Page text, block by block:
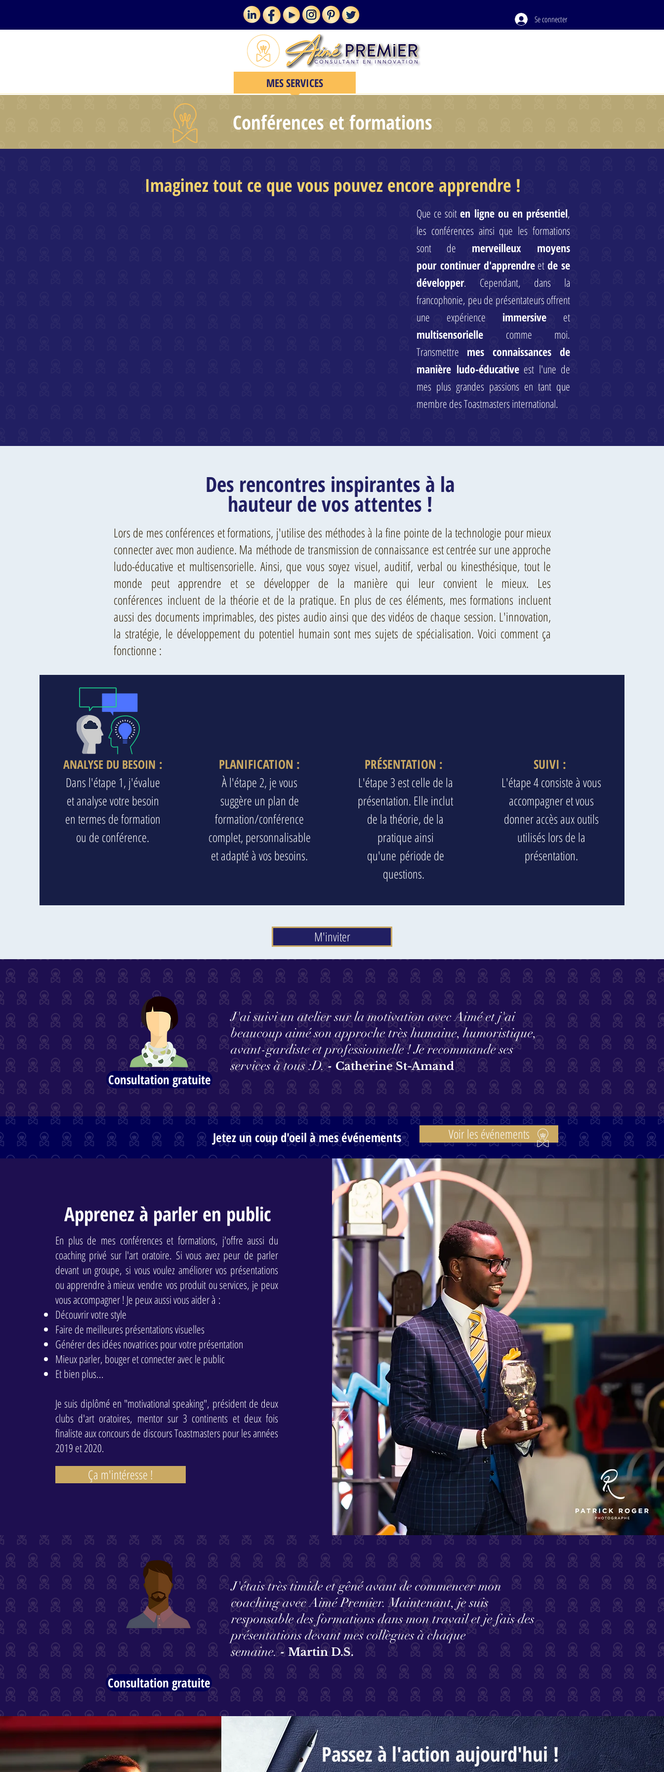
Se connecter
MES SERVICES
Conférences et formations
Imaginez tout ce que vous pouvez encore apprendre !
Que ce soiten ligne ou en présentiel,
les conférences ainsi que les formations
sont de merveilleux moyens
pour continuer d'apprendreetde se
développer. Cependant, dans la
francophonie, peu de présentateurs offrent
une expérience immersive et
multisensorielle comme moi.
Transmettre mes connaissances de
manière ludo-éducativeest l'une de
mes plus grandes passions en tant que
membre des Toastmasters international.
Des rencontres inspirantes à la
hauteur de vos attentes !
Lors de mes conférences et formations, j'utilise des méthodes à la fine pointe de la technologie pour mieux
connecter avec mon audience. Ma méthode de transmission de connaissance est centrée sur une approche
ludo-éducative et multisensorielle. Ainsi, que vous soyez visuel, auditif, verbal ou kinesthésique, tout le
monde peut apprendre et se développer de la manière qui leur convient le mieux. Les
conférences incluent de la théorie et de la pratique. En plus de ces éléments, mes formations incluent
aussi des documents imprimables, des pistes audio ainsi que des vidéos de chaque session. L'innovation,
la stratégie, le développement du potentiel humain sont mes sujets de spécialisation. Voici comment ça
fonctionne :
ANALYSE DU BESOIN :
Dans l'étape 1, j'évalue
et analyse votre besoin
en termes de formation
ou de conférence.
PLANIFICATION :
À l'étape 2, je vous
suggère un plan de
formation/conférence
complet, personnalisable
et adapté à vos besoins.
PRÉSENTATION :
L'étape 3 est celle de la
présentation. Elle inclut
de la théorie, de la
pratique ainsi
qu'une période de
questions.
SUIVI :
L'étape 4 consiste à vous
accompagner et vous
donner accès aux outils
utilisés lors de la
présentation.
M'inviter
Consultation gratuite
J'ai suivi un atelier sur la motivation avec Aimé et j'ai
beaucoup aimé son approche très humaine, humoristique,
avant-gardiste et professionnelle ! Je recommande ses
services à tous :D.- Catherine St-Amand
Jetez un coup d'oeil à mes événements Voir les événements
Apprenez à parler en public
En plus de mes conférences et formations, j'offre aussi du
coaching privé sur l'art oratoire. Si vous avez peur de parler
devant un groupe, si vous voulez améliorer vos présentations
ou apprendre à mieux vendre vos produit ou services, je peux
vous accompagner ! Je peux aussi vous aider à :
Découvrir votre style
Faire de meilleures présentations visuelles
Générer des idées novatrices pour votre présentation
Mieux parler, bouger et connecter avec le public
Et bien plus...
Je suis diplômé en "motivational speaking", président de deux
clubs d'art oratoires, mentor sur 3 continents et deux fois
finaliste aux concours de discours Toastmasters pour les années
2019 et 2020.
Ça m'intéresse !
J'étais très timide et gêné avant de commencer mon
coaching avec Aimé Premier. Maintenant, je suis
responsable des formations dans mon travail et je fais des
présentations devant mes collègues à chaque
semaine.- Martin D.S.
Consultation gratuite
Passez à l'actionaujourd'hui!